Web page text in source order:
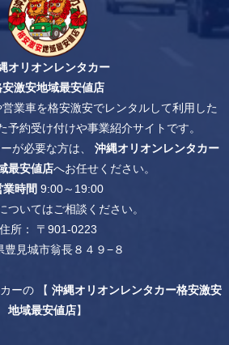
オリオンレンタカー
安激安地域最安値店
業車を格安激安でレンタルして利用した
予約受け付けや事業紹介サイトです。
が必要な方は、 沖縄オリオンレンタカー
最安値店へお任せください。
業時間 9:00～19:00
ついてはご相談ください。
住所： 〒901-0223
豊見城市翁長８４９−８
ーの 【 沖縄オリオンレンタカー格安激安
地域最安値店】